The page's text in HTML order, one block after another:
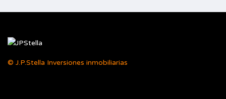
© J.P.Stella Inversiones inmobiliarias